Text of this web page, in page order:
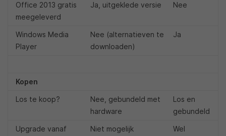
Office 2013 gratis
meegeleverd
Ja, uitgeklede versie Nee
Windows Media
Player
Nee (alternatieven te
downloaden)
Ja
Kopen
Los te koop?
Nee, gebundeld met
hardware
Los en
gebundeld
Upgrade vanaf
Niet mogelijk
Wel